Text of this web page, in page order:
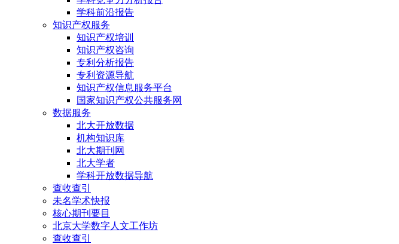
学科前沿报告
知识产权服务
知识产权培训
知识产权咨询
专利分析报告
专利资源导航
知识产权信息服务平台
国家知识产权公共服务网
数据服务
北大开放数据
机构知识库
北大期刊网
北大学者
学科开放数据导航
查收查引
未名学术快报
核心期刊要目
北京大学数字人文工作坊
查收查引